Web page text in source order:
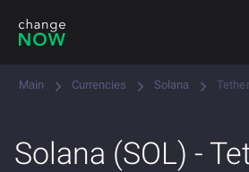
Main Currencies Solana
Solana (SOL) -